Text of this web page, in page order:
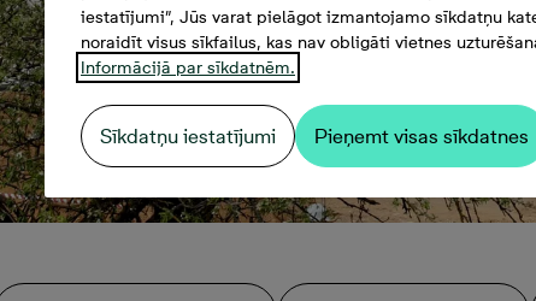
iestatījumi”, Jūs varat pielāgot izmantojamo sīkdatņu
noraidīt visus sīkfailus, kas nav obligāti vietnes
Informācijā par sīkdatnēm.
Sīkdatņu iestatījumi Pieņemt visas sīkdatnes